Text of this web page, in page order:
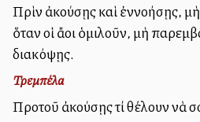
Πρὶν ἀκούσῃς καὶ ἐννοήσῃς,
ὅταν οἱ ἄλλοι ὁμιλοῦν, μὴ
διακόψῃς.
Τρεμπέλα
Προτοῦ ἀκούσῃς τί θέλουν νὰ